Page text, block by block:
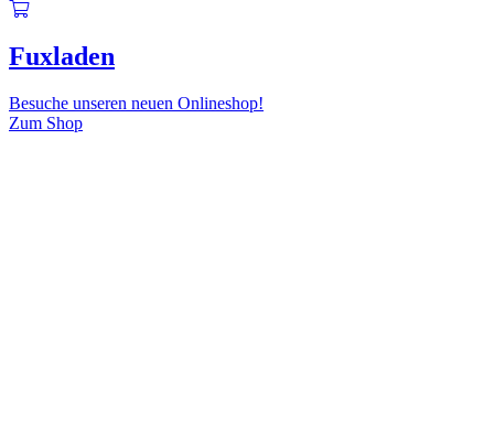
Fuxladen
Besuche unseren neuen Onlineshop!
Zum Shop